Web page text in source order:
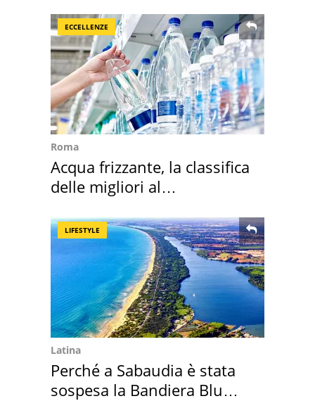
ECCELLENZE
Roma
Acqua frizzante, la classifica
delle migliori al
LIFESTYLE
Latina
Perché a Sabaudia è stata
sospesa la Bandiera Blu